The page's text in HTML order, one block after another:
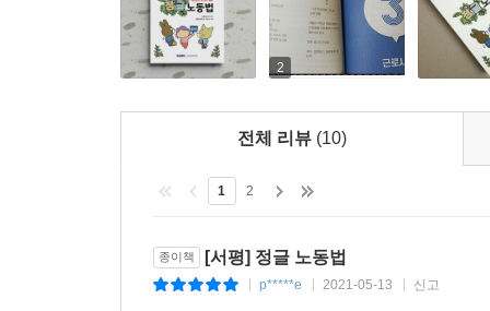
081화 산재??리를 하면 산재보험료가 ‘할증’ 되는지
082화 회사가 부도가 나도 퇴직금을 받을 수 있다
083화 소액체당금은 재직 중에도 받을 수 있나요?
085화 업무시간 중간에 있는 휴식시간이나 수면
PART 7 노사관계
086화 기업별 노동조합과 산업별 노동조합은 어떻
088화 복수노조 사업장의 교섭창구 단일화 절차
089화 산업별 노동조합과 단체교섭을 할 때, 주의
2
전체 리뷰 (10)
1 2
종이책 [서평] 정글 노동법
p*****e 2021-05-13 신고